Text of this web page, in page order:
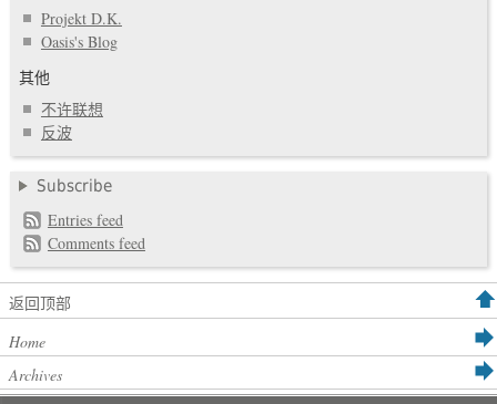
Projekt D.K.
Oasis's Blog
其他
不许联想
反波
Subscribe
Entries feed
Comments feed
返回顶部
Home
Archives